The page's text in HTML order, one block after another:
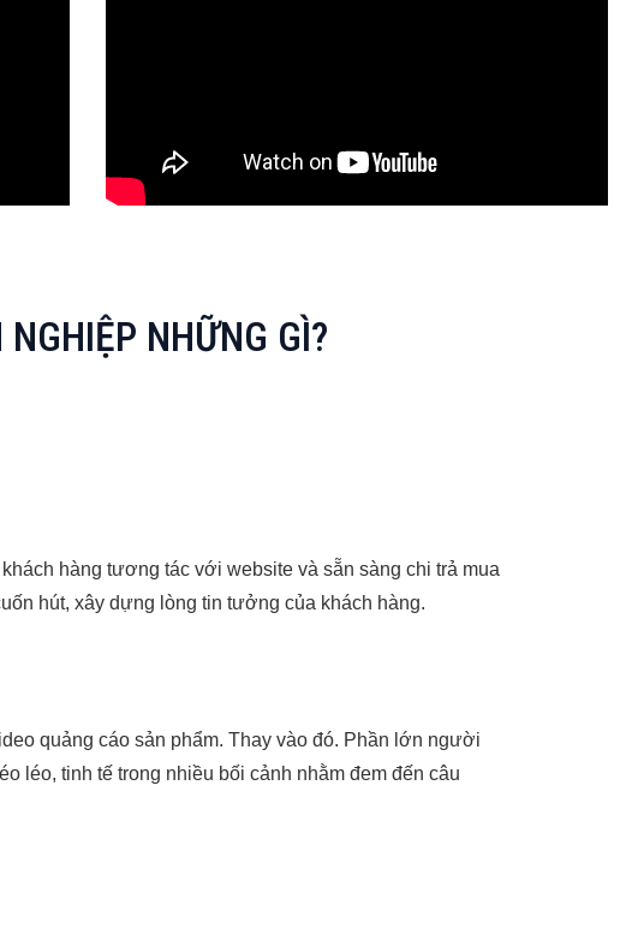
NHỮNG GÌ?
hàng tương tác với website và sẵn sàng chi trả mua
hút, xây dựng lòng tin tưởng của khách hàng.
quảng cáo sản phẩm. Thay vào đó. Phần lớn người
léo, tinh tế trong nhiều bối cảnh nhằm đem đến câu